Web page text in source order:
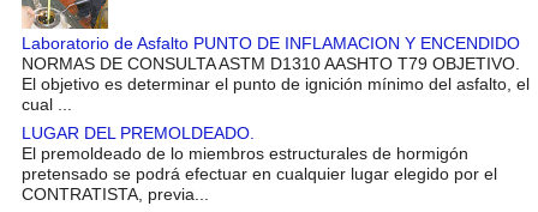
Laboratorio de Asfalto PUNTO DE INFLAMACION Y ENCENDIDO
NORMAS DE CONSULTA ASTM D1310 AASHTO T79 OBJETIVO.
El objetivo es determinar el punto de ignición mínimo del asfalto, el
cual ...
LUGAR DEL PREMOLDEADO.
El premoldeado de lo miembros estructurales de hormigón
pretensado se podrá efectuar en cualquier lugar elegido por el
CONTRATISTA, previa...